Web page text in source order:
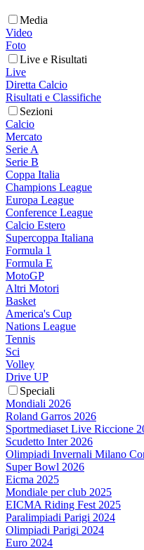
Media
Video
Foto
Live e Risultati
Live
Diretta Calcio
Risultati e Classifiche
Sezioni
Calcio
Mercato
Serie A
Serie B
Coppa Italia
Champions League
Europa League
Conference League
Calcio Estero
Supercoppa Italiana
Formula 1
Formula E
MotoGP
Altri Motori
Basket
America's Cup
Nations League
Tennis
Sci
Volley
Drive UP
Speciali
Mondiali 2026
Roland Garros 2026
Sportmediaset Live Riccione
Scudetto Inter 2026
Olimpiadi Invernali Milano
Super Bowl 2026
Eicma 2025
Mondiale per club 2025
EICMA Riding Fest 2025
Paralimpiadi Parigi 2024
Olimpiadi Parigi 2024
Euro 2024